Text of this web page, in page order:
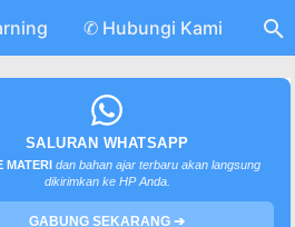
✆ Hubungi Kami
SALURAN WHATSAPP
MATERI dan bahan ajar terbaru akan langsung
dikirimkan ke HP Anda.
GABUNG SEKARANG ➔